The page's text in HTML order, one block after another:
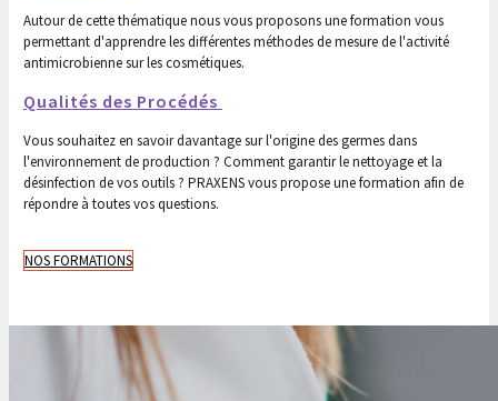
Autour de cette thématique nous vous proposons une formation vous
permettant d'apprendre les différentes méthodes de mesure de l'activité
antimicrobienne sur les cosmétiques.
Qualités des Procédés
Vous souhaitez en savoir davantage sur l'origine des germes dans
l'environnement de production ? Comment garantir le nettoyage et la
désinfection de vos outils ? PRAXENS vous propose une formation afin de
répondre à toutes vos questions.
NOS FORMATIONS